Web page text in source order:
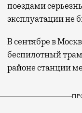
поездами
эксплуатации не
В сентябре в
беспилотный
районе станции